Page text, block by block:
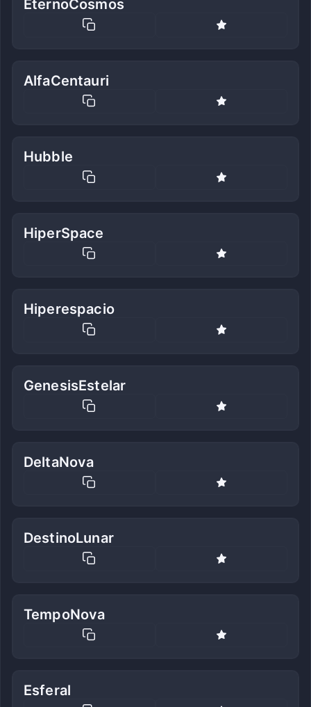
EternoCosmos
AlfaCentauri
Hubble
HiperSpace
Hiperespacio
GenesisEstelar
DeltaNova
DestinoLunar
TempoNova
Esferal